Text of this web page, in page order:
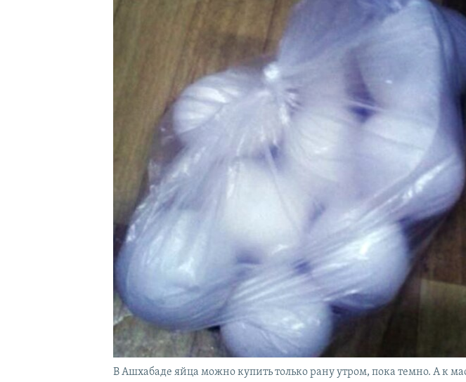
В Ашхабаде яйца можно купить только рану утром, пока темно. А к